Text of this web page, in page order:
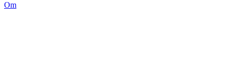
Om